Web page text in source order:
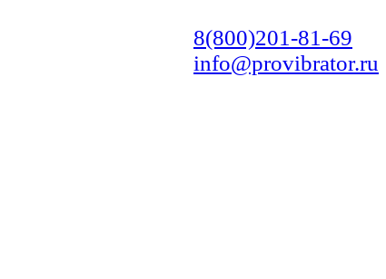
8(800)201-81-69
info@provibrator.ru